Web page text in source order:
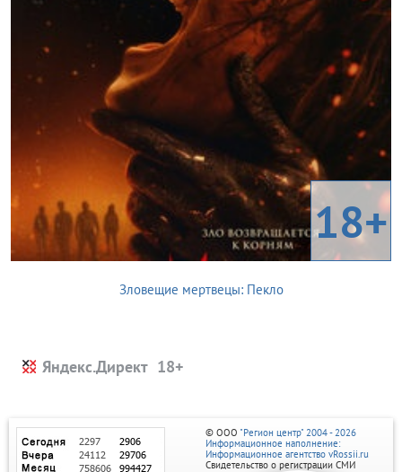
18+
Зловещие мертвецы: Пекло
Яндекс.Директ
© ООО "Регион центр" 2004 - 2026
Информационное наполнение:
Информационное агентство vRossii.ru
Свидетельство о регистрации СМИ